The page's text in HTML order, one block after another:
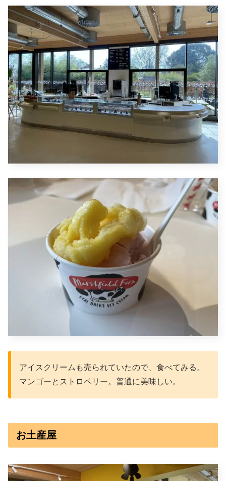
アイスクリームも売られていたので、食べてみる。
マンゴーとストロベリー。普通に美味しい。
お土産屋